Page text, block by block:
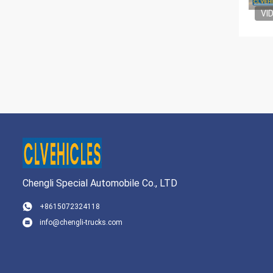
Chengli Special Automobile Co., LTD
+8615072324118
info@chengli-trucks.com